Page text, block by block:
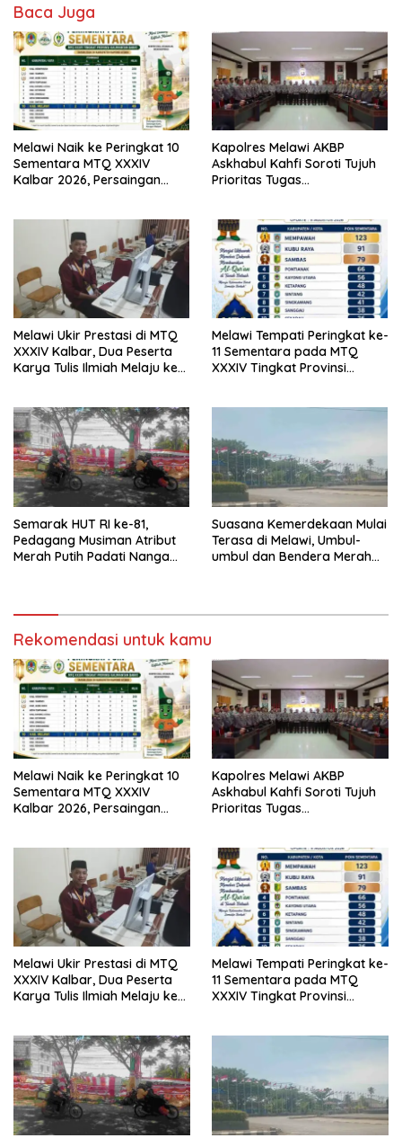
Baca Juga
Melawi Naik ke Peringkat 10
Sementara MTQ XXXIV
Kalbar 2026, Persaingan
Kapolres Melawi AKBP
Askhabul Kahfi Soroti Tujuh
Prioritas Tugas
Melawi Ukir Prestasi di MTQ
XXXIV Kalbar, Dua Peserta
Karya Tulis Ilmiah Melaju ke
Melawi Tempati Peringkat ke-
11 Sementara pada MTQ
XXXIV Tingkat Provinsi
Semarak HUT RI ke-81,
Pedagang Musiman Atribut
Merah Putih Padati Nanga
Suasana Kemerdekaan Mulai
Terasa di Melawi, Umbul-
umbul dan Bendera Merah
Rekomendasi untuk kamu
Melawi Naik ke Peringkat 10
Sementara MTQ XXXIV
Kalbar 2026, Persaingan
Kapolres Melawi AKBP
Askhabul Kahfi Soroti Tujuh
Prioritas Tugas
Melawi Ukir Prestasi di MTQ
XXXIV Kalbar, Dua Peserta
Karya Tulis Ilmiah Melaju ke
Melawi Tempati Peringkat ke-
11 Sementara pada MTQ
XXXIV Tingkat Provinsi